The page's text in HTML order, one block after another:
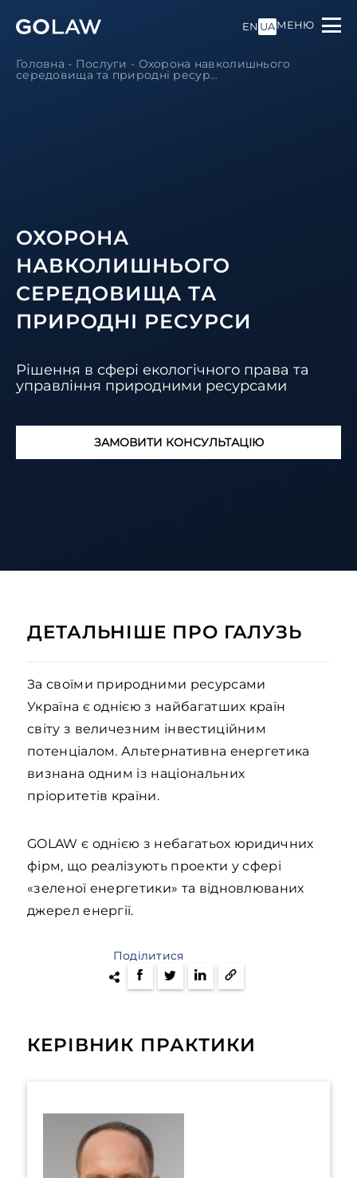
EN UAМЕНЮ
Головна - Послуги - Охорона навколишнього
середовища та природні ресур...
ОХОРОНА
НАВКОЛИШНЬОГО
СЕРЕДОВИЩА ТА
ПРИРОДНІ РЕСУРСИ
Рішення в сфері екологічного права та
управління природними ресурсами
ЗАМОВИТИ КОНСУЛЬТАЦІЮ
ДЕТАЛЬНІШЕ ПРО ГАЛУЗЬ
За своїми природними ресурсами
Україна є однією з найбагатших країн
світу з величезним інвестиційним
потенціалом. Альтернативна енергетика
визнана одним із національних
пріоритетів країни.
GOLAW є однією з небагатьох юридичних
фірм, що реалізують проекти у сфері
«зеленої енергетики» та відновлюваних
джерел енергії.
КЕРІВНИК ПРАКТИКИ
Поділитися